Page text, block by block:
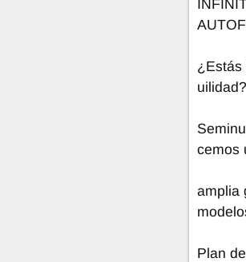
¿Estás
cemos
amplia
Plan